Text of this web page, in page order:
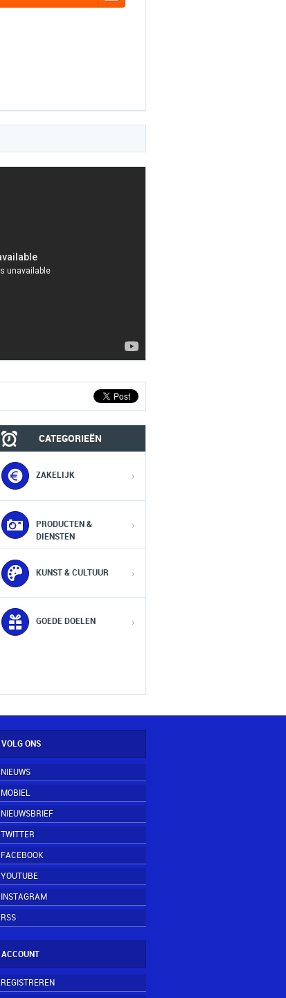
CATEGORIEËN
ZAKELIJK ›
PRODUCTEN &
DIENSTEN
›
KUNST & CULTUUR ›
GOEDE DOELEN ›
VOLG ONS
NIEUWS
MOBIEL
NIEUWSBRIEF
TWITTER
FACEBOOK
YOUTUBE
INSTAGRAM
RSS
ACCOUNT
REGISTREREN